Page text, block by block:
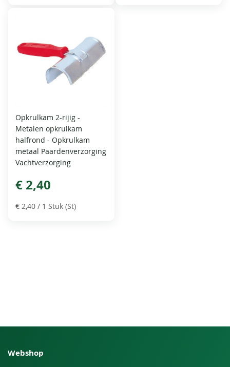
Opkrulkam 2-rijig -
Metalen opkrulkam
halfrond - Opkrulkam
metaal Paardenverzorging
Vachtverzorging
€ 2,40
€ 2,40 / 1 Stuk (St)
Webshop